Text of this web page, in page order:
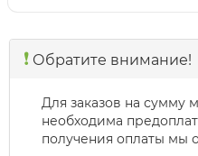
❗️ Обратите внимание!
Для заказов на сумму
необходима
получения оплаты мы